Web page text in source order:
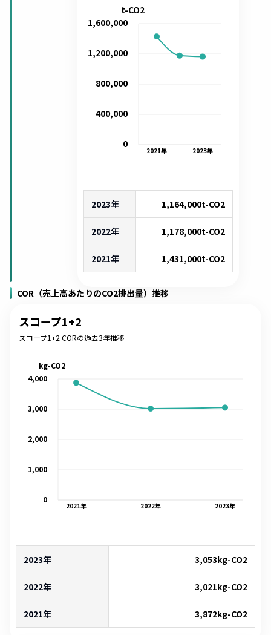
2021年 2023年
0
400,000
800,000
1,200,000
1,600,000
t-CO2
2023年 1,164,000t-CO2
2022年 1,178,000t-CO2
2021年 1,431,000t-CO2
COR（売上高あたりのCO2排出量）推移
スコープ1+2
スコープ1+2 CORの過去3年推移
2021年 2022年 2023年
0
1,000
2,000
3,000
4,000
kg-CO2
2023年 3,053kg-CO2
2022年 3,021kg-CO2
2021年 3,872kg-CO2